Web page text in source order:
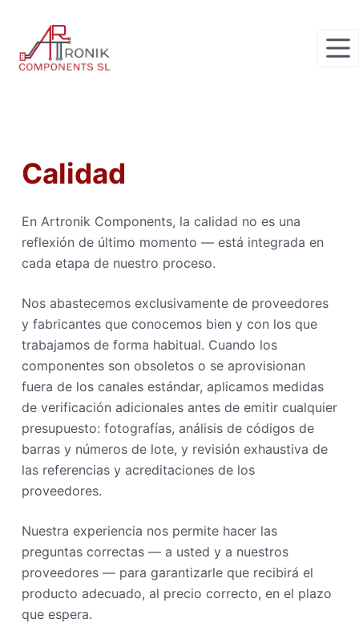
n
e
d
o
Calidad
En Artronik Components, la calidad no es una
reflexión de último momento — está integrada en
cada etapa de nuestro proceso.
Nos abastecemos exclusivamente de proveedores
y fabricantes que conocemos bien y con los que
trabajamos de forma habitual. Cuando los
componentes son obsoletos o se aprovisionan
fuera de los canales estándar, aplicamos medidas
de verificación adicionales antes de emitir cualquier
presupuesto: fotografías, análisis de códigos de
barras y números de lote, y revisión exhaustiva de
las referencias y acreditaciones de los
proveedores.
Nuestra experiencia nos permite hacer las
preguntas correctas — a usted y a nuestros
proveedores — para garantizarle que recibirá el
producto adecuado, al precio correcto, en el plazo
que espera.